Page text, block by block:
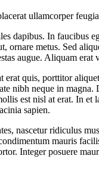
ullamcorper
dapibus. In faucibus
ornare metus. Sed
augue. Aliquam
quis, porttitor
nibh neque in
est nisl at erat. In
sapien.
nascetur ridiculus
mauris
Integer posuere